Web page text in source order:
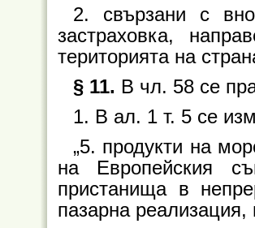
2. свързани с
застраховка,
територията на
§ 11. В чл. 58 се
1. В ал. 1 т. 5 се
„5. продукти на
на Европейския
пристанища в
пазарна реализация,